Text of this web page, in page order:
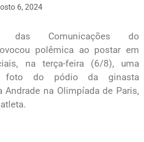
6, 2024
das Comunicações do
polêmica ao postar em
na terça-feira (6/8), uma
foto do pódio da ginasta
Andrade na Olimpíada de Paris,